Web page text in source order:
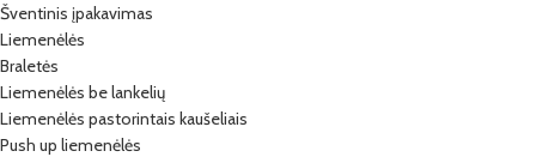
Šventinis įpakavimas
Liemenėlės
Braletės
Liemenėlės be lankelių
Liemenėlės pastorintais kaušeliais
Push up liemenėlės